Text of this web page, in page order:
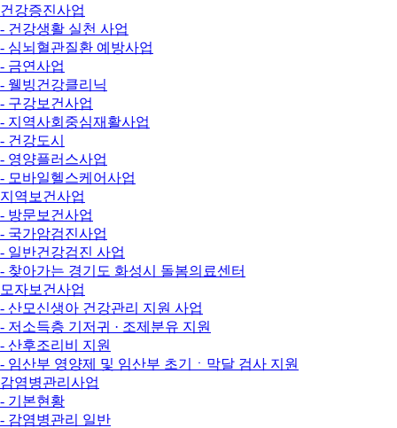
건강증진사업
- 건강생활 실천 사업
- 심뇌혈관질환 예방사업
- 금연사업
- 웰빙건강클리닉
- 구강보건사업
- 지역사회중심재활사업
- 건강도시
- 영양플러스사업
- 모바일헬스케어사업
지역보건사업
- 방문보건사업
- 국가암검진사업
- 일반건강검진 사업
- 찾아가는 경기도 화성시 돌봄의료센터
모자보건사업
- 산모신생아 건강관리 지원 사업
- 저소득층 기저귀 · 조제분유 지원
- 산후조리비 지원
- 임산부 영양제 및 임산부 초기ㆍ막달 검사 지원
감염병관리사업
- 기본현황
- 감염병관리 일반